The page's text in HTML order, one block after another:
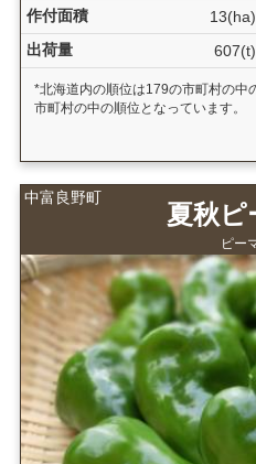
作付面積
13(ha)
出荷量
607(t)
*北海道内の順位は179の市町村の中
市町村の中の順位となっています。
中富良野町
夏秋ピ
ピー